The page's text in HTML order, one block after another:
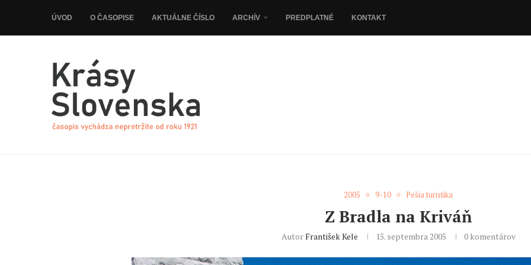
ÚVOD O ČASOPISE AKTUÁLNE ČÍSLO ARCHÍV PREDPLATNÉ KONTAKT
2005 9-10 Pešia turistika
Z Bradla na Kriváň
AutorFrantišek Kele 15. septembra 2005 0 komentárov